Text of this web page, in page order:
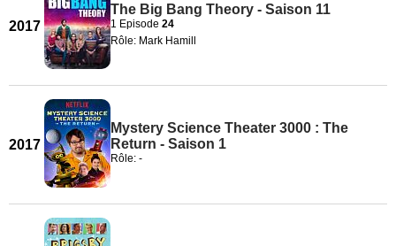
2017
The Big Bang Theory - Saison 11
1 Episode 24
Rôle: Mark Hamill
2017
Mystery Science Theater 3000 : The
Return - Saison 1
Rôle: -